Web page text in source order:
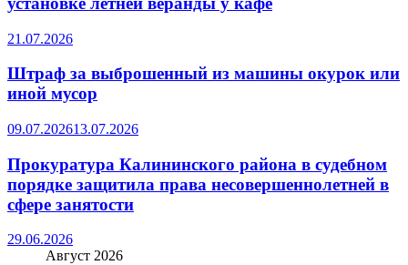
21.07.2026
Штраф за выброшенный из машины окурок или
иной мусор
09.07.202613.07.2026
Прокуратура Калининского района в судебном
порядке защитила права несовершеннолетней в
сфере занятости
29.06.2026
Август 2026